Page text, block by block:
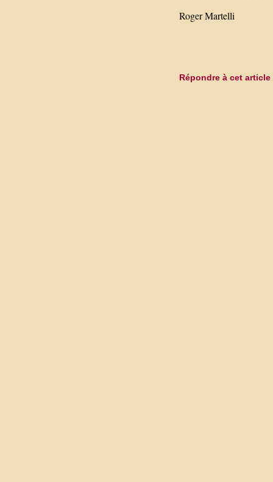
Roger Martelli
Répondre à cet article